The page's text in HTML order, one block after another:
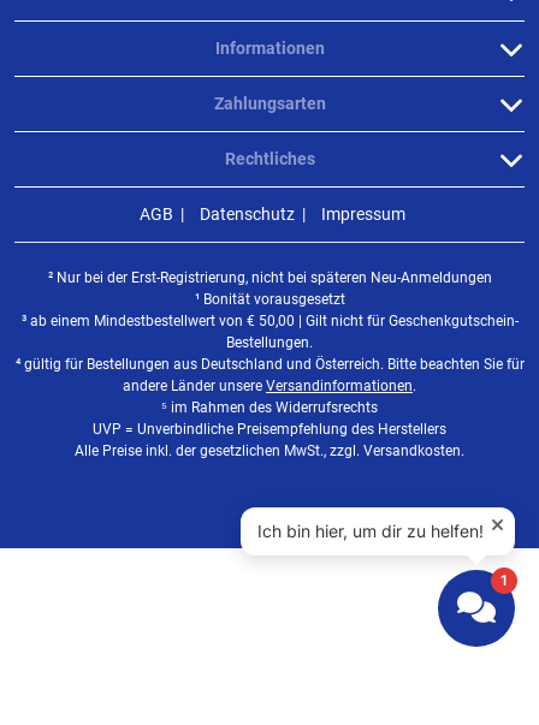
Informationen
Rechtliches
Zahlungsarten
AGB Datenschutz Impressum
² Nur bei der Erst-Registrierung, nicht bei späteren Neu-Anmeldungen
¹ Bonität vorausgesetzt
³ ab einem Mindestbestellwert von € 50,00 | Gilt nicht für Geschenkgutschein-
Bestellungen.
⁴ gültig für Bestellungen aus Deutschland und Österreich. Bitte beachten Sie für
andere Länder unsere Versandinformationen.
⁵ im Rahmen des Widerrufsrechts
UVP = Unverbindliche Preisempfehlung des Herstellers
Alle Preise inkl. der gesetzlichen MwSt., zzgl. Versandkosten.